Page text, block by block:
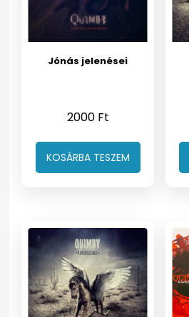
Jónás jelenései
2000 Ft
KOSÁRBA TESZEM